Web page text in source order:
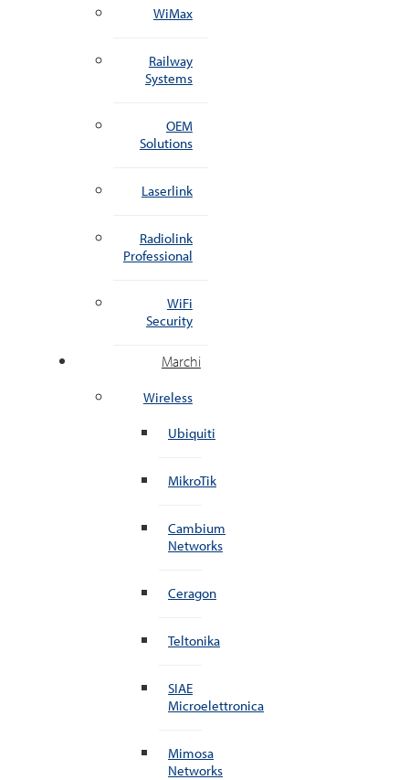
WiMax
Railway
Systems
OEM
Solutions
Laserlink
Radiolink
Professional
WiFi
Security
Marchi
Wireless
Ubiquiti
MikroTik
Cambium
Networks
Ceragon
Teltonika
SIAE
Microelettronica
Mimosa
Networks